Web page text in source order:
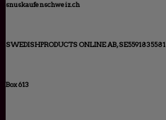
snuskaufenschweiz.ch
SWEDISHPRODUCTS ONLINE AB, SE5591835581
Box 613